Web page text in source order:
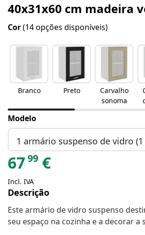
40x31x60 cm madeira
Cor(14 opções disponíveis)
Branco Preto
Carvalho
sonoma
Modelo
6799 €
Incl. IVA
Descrição
Este armário de vidro suspenso
seu espaço na cozinha e a decorar a